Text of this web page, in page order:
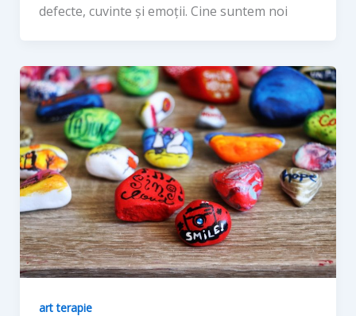
defecte, cuvinte și emoții. Cine suntem noi
art terapie